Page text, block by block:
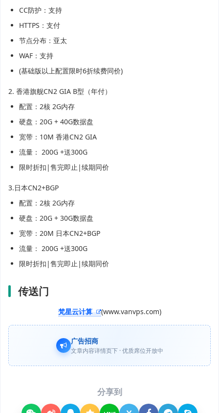
CC防护：支持
HTTPS：支付
节点分布：亚太
WAF：支持
(基础版以上配置限时6折续费同价)
2. 香港旗舰CN2 GIA B型（年付）
配置：2核 2G内存
硬盘：20G + 40G数据盘
宽带：10M 香港CN2 GIA
流量： 200G +送300G
限时折扣|售完即止|续期同价
3.日本CN2+BGP
配置：2核 2G内存
硬盘：20G + 30G数据盘
宽带：20M 日本CN2+BGP
流量： 200G +送300G
限时折扣|售完即止|续期同价
传送门
梵星云计算 (www.vanvps.com)
广告招商
文章内容详情页下 · 优质席位开放中
分享到